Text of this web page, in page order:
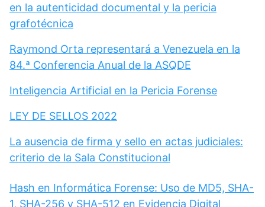
en la autenticidad documental y la pericia
grafotécnica
Raymond Orta representará a Venezuela en la
84.ª Conferencia Anual de la ASQDE
Inteligencia Artificial en la Pericia Forense
LEY DE SELLOS 2022
La ausencia de firma y sello en actas judiciales:
criterio de la Sala Constitucional
Hash en Informática Forense: Uso de MD5, SHA-
1, SHA-256 y SHA-512 en Evidencia Digital